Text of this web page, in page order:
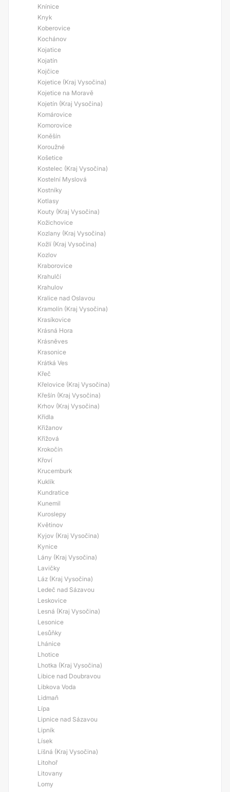
Knínice
Knyk
Koberovice
Kochánov
Kojatice
Kojatín
Kojčice
Kojetice (Kraj Vysočina)
Kojetice na Moravě
Kojetín (Kraj Vysočina)
Komárovice
Komorovice
Koněšín
Koroužné
Košetice
Kostelec (Kraj Vysočina)
Kostelní Myslová
Kostníky
Kotlasy
Kouty (Kraj Vysočina)
Kožichovice
Kozlany (Kraj Vysočina)
Kožlí (Kraj Vysočina)
Kozlov
Kraborovice
Krahulčí
Krahulov
Kralice nad Oslavou
Kramolín (Kraj Vysočina)
Krasíkovice
Krásná Hora
Krásněves
Krasonice
Krátká Ves
Křeč
Křelovice (Kraj Vysočina)
Křešín (Kraj Vysočina)
Krhov (Kraj Vysočina)
Křídla
Křižanov
Křížová
Krokočín
Křoví
Krucemburk
Kuklík
Kundratice
Kunemil
Kuroslepy
Květinov
Kyjov (Kraj Vysočina)
Kynice
Lány (Kraj Vysočina)
Lavičky
Láz (Kraj Vysočina)
Ledeč nad Sázavou
Leskovice
Lesná (Kraj Vysočina)
Lesonice
Lesůňky
Lhánice
Lhotice
Lhotka (Kraj Vysočina)
Libice nad Doubravou
Libkova Voda
Lidmaň
Lípa
Lipnice nad Sázavou
Lipník
Lísek
Líšná (Kraj Vysočina)
Litohoř
Litovany
Lomy